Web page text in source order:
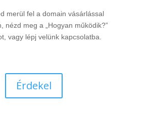
merül fel a domain vásárlással
nézd meg a „Hogyan működik?”
vagy lépj velünk kapcsolatba.
Érdekel